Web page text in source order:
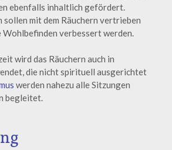
ebenfalls inhaltlich gefördert.
sollen mit dem Räuchern vertrieben
Wohlbefinden verbessert werden.
wird das Räuchern auch in
die nicht spirituell ausgerichtet
werden nahezu alle Sitzungen
begleitet.